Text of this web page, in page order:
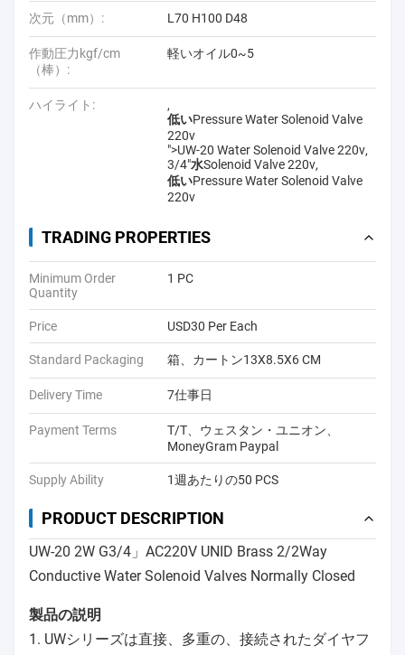
次元（mm）: L70 H100 D48
作動圧力kgf/cm
（棒）:
軽いオイル0~5
ハイライト:
,
低いPressure Water Solenoid Valve
220v
">UW-20 Water Solenoid Valve 220v,
3/4"水Solenoid Valve 220v,
低いPressure Water Solenoid Valve
220v
TRADING PROPERTIES
Minimum Order
Quantity
1 PC
Price USD30 Per Each
Standard Packaging 箱、カートン13X8.5X6 CM
Delivery Time 7仕事日
Payment Terms
T/T、ウェスタン・ユニオン、
MoneyGram Paypal
Supply Ability 1週あたりの50 PCS
PRODUCT DESCRIPTION
UW-20 2W G3/4」AC220V UNID Brass 2/2Way
Conductive Water Solenoid Valves Normally Closed
製品の説明
1. UWシリーズは直接、多重の、接続されたダイヤフ